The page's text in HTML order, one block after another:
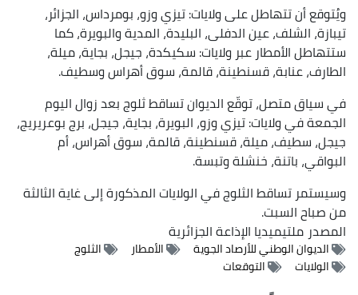
ويُتوقع أن تتهاطل على ولايات: تيزي وزو، بومرداس، الجزائر،
تيبازة، الشلف، عين الدفلى، البليدة، المدية والبويرة، كما
ستتهاطل الأمطار عبر ولايات: سكيكدة، جيجل، بجاية، ميلة،
الطارف، عنابة، قسنطينة، قالمة، سوق أهراس وسطيف.
في سياق متصل، توقّع الديوان تساقط ثلوج بعد زوال اليوم
الجمعة في ولايات:تيزي وزو، البويرة، بجاية، جيجل، برج بوعريريج،
جيجل، سطيف، ميلة، قسنطينة، قالمة، سوق أهراس، أم
البواقي، باتنة، خنشلة وتبسة.
وسيستمر تساقط الثلوج في الولايات المذكورة إلى غاية الثالثة
من صباح السبت.
المصدرملتيميديا الإذاعة الجزائرية
الديوان الوطني للأرصاد الجوية الأمطار
الثلوج
الولايات
التوقعات